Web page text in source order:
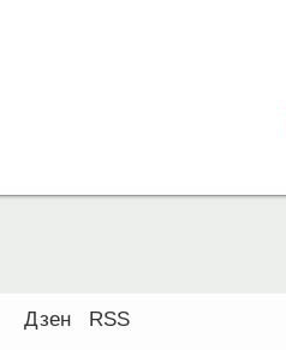
Дзен RSS